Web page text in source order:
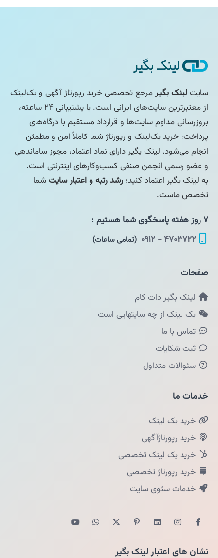
سایتلینک بگیرمرجع تخصصی خرید رپورتاژ آگهی و بک‌لینک
از معتبرترین سایت‌های ایرانی است. با پشتیبانی ۲۴ ساعته،
بروزرسانی مداوم سایت‌ها و قرارداد مستقیم با درگاه‌های
پرداخت، خرید بک‌لینک و رپورتاژ شما کاملاً امن و مطمئن
انجام می‌شود. لینک بگیر دارای نماد اعتماد، مجوز ساماندهی
و عضو رسمی انجمن صنفی کسب‌وکارهای اینترنتی است.
به لینک بگیر اعتماد کنید؛ رشد رتبه و اعتبار سایتشما
تخصص ماست.
۷ روز هفته پاسخگوی شما هستیم :
۴۷۰۳۷۲۲ - ۰۹۱۲
(تمامی ساعات)
صفحات
لینک بگیر دات کام
بک لینک از چه سایتهایی است
تماس با ما
ثبت شکایات
سئوالات متداول
خدمات ما
خرید بک لینک
خرید رپورتاژآگهی
خرید بک لینک تخصصی
خرید رپورتاژ تخصصی
خدمات سئوی سایت
نشان های اعتبار لینک بگیر